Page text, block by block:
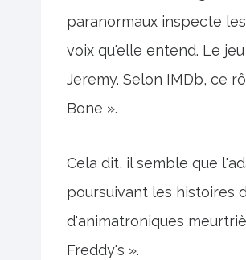
paranormaux inspecte
voix qu'elle entend. Le
Jeremy. Selon IMDb, ce
Bone ».
Cela dit, il semble que
poursuivant les histoires
d'animatroniques
Freddy's ».